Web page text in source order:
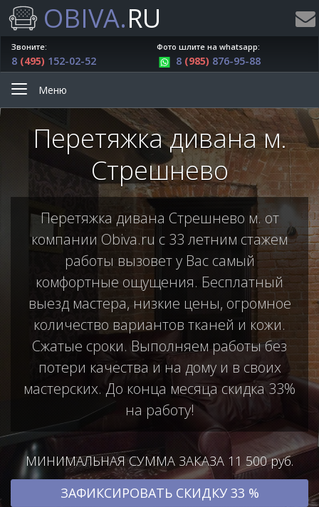
OBIVA.RU
Звоните:
8 (495) 152-02-52
Фото шлите на whatsapp:
8 (985) 876-95-88
Меню
Перетяжка дивана м.
Стрешнево
Перетяжка дивана Стрешнево м. от
компании Obiva.ru с 33 летним стажем
работы вызовет у Вас самый
комфортные ощущения. Бесплатный
выезд мастера, низкие цены, огромное
количество вариантов тканей и кожи.
Сжатые сроки. Выполняем работы без
потери качества и на дому и в своих
мастерских. До конца месяца скидка 33%
на работу!
МИНИМАЛЬНАЯ СУММА ЗАКАЗА 11 500 руб.
ЗАФИКСИРОВАТЬ СКИДКУ 33 %